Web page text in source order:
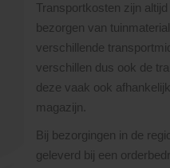
Transportkosten zijn
bezorgen van
verschillende
verschillen dus ook de
deze vaak ook
magazijn.
Bij bezorgingen in de
geleverd bij een